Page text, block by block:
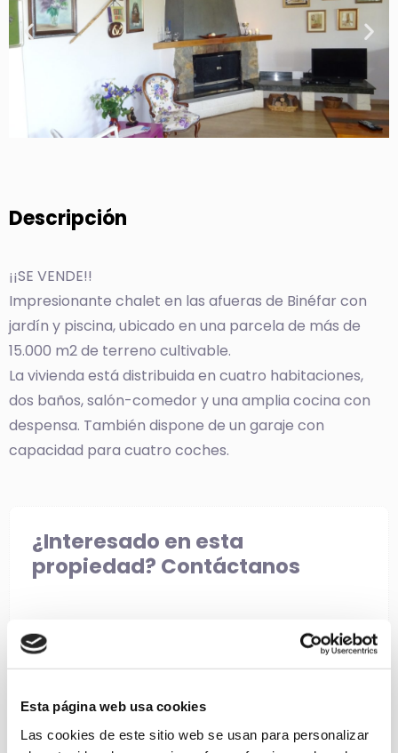
Esta página web usa cookies
Las cookies de este sitio web se usan para personalizar
Descripción
¡¡SE VENDE!!
Impresionante chalet en las afueras de Binéfar con
jardín y piscina, ubicado en una parcela de más de
15.000 m2 de terreno cultivable.
La vivienda está distribuida en cuatro habitaciones,
dos baños, salón-comedor y una amplia cocina con
despensa. También dispone de un garaje con
capacidad para cuatro coches.
¿Interesado en esta
propiedad? Contáctanos
C/ Galileo 20 22500 Binéfar (Huesca)